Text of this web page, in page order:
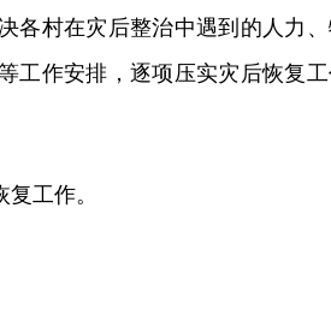
各村在灾后整治中遇到的人力
工作安排，逐项压实灾后恢复
工作。